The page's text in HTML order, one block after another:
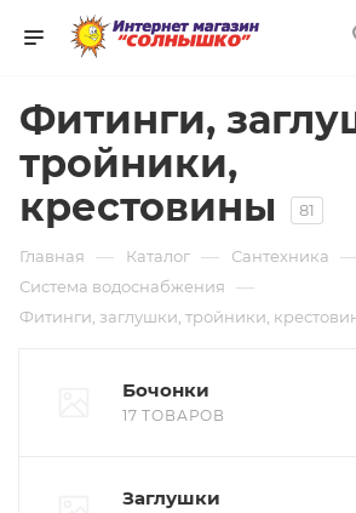
Фитинги,
тройники,
крестовины
81
Главная — Каталог — Сантехника
Система водоснабжения —
Фитинги, заглушки, тройники,
Бочонки
17 ТОВАРОВ
Заглушки